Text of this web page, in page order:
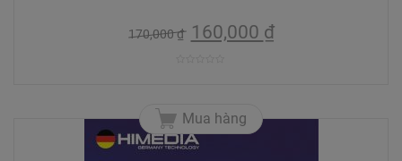
170,000₫ 160,000 ₫
Mua hàng